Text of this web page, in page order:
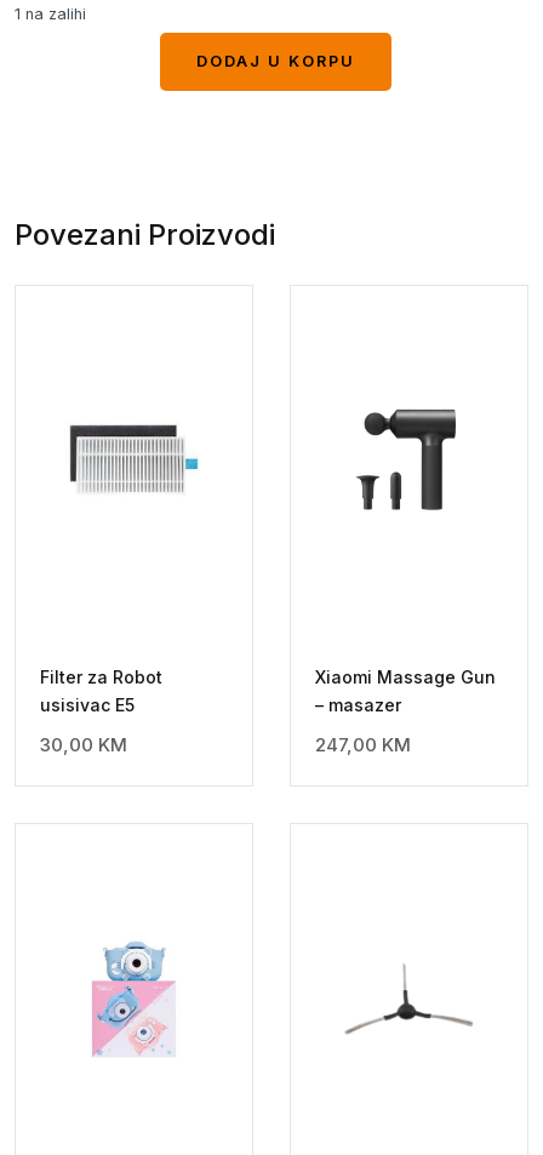
1 na zalihi
DODAJ U KORPU
Povezani Proizvodi
Filter za Robot
usisivac E5
30,00 KM
Xiaomi Massage Gun
– masazer
247,00 KM